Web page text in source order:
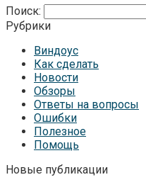
Поиск:
Рубрики
Виндоус
Как сделать
Новости
Обзоры
Ответы на вопросы
Ошибки
Полезное
Помощь
Новые публикации